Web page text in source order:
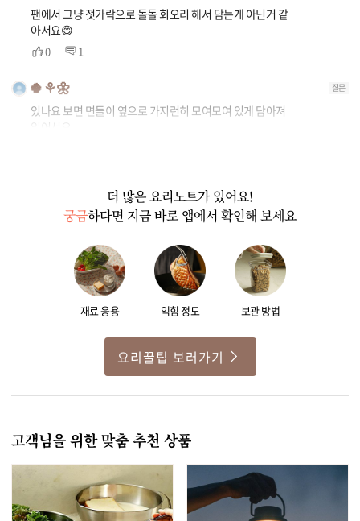
팬에서 그냥 젓가락으로 돌돌 회오리 해서 담는게 아닌거 같
아서요😄
0 1
🍀⚘🌼 질문
있나요 보면 면들이 옆으로 가지런히 모여모여 있게 담아져
더 많은 요리노트가 있어요!
궁금하다면 지금 바로 앱에서 확인해 보세요
재료 응용 익힘 정도 보관 방법
요리꿀팁 보러가기
고객님을 위한 맞춤 추천 상품